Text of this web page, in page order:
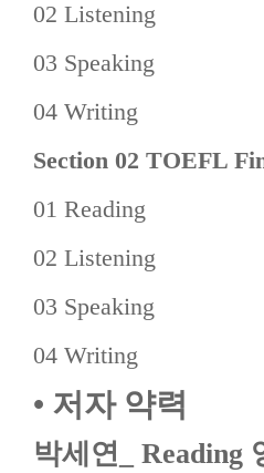
02 Listening
03 Speaking
04 Writing
Section 02 TOEFL
01 Reading
02 Listening
03 Speaking
04 Writing
• 저자 약력
박세연_ Reading